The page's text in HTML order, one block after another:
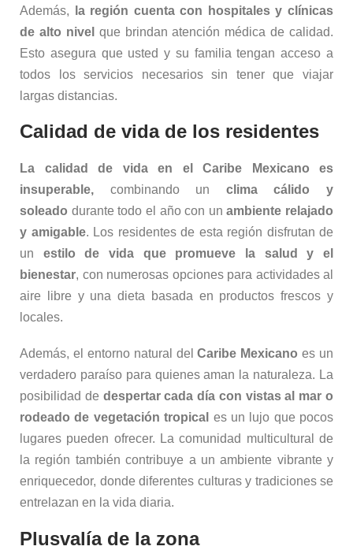
Además, la región cuenta con hospitales y clínicas
de alto nivel que brindan atención médica de calidad.
Esto asegura que usted y su familia tengan acceso a
todos los servicios necesarios sin tener que viajar
largas distancias.
Calidad de vida de los residentes
La calidad de vida en el Caribe Mexicano es
insuperable, combinando un clima cálido y
soleado durante todo el año con unambiente relajado
y amigable. Los residentes de esta región disfrutan de
un estilo de vida que promueve la salud y el
bienestar, con numerosas opciones para actividades al
aire libre y una dieta basada en productos frescos y
locales.
Además, el entorno natural delCaribe Mexicano es un
verdadero paraíso para quienes aman la naturaleza. La
posibilidad de despertar cada día con vistas al mar o
rodeado de vegetación tropical es un lujo que pocos
lugares pueden ofrecer. La comunidad multicultural de
la región también contribuye a un ambiente vibrante y
enriquecedor, donde diferentes culturas y tradiciones se
entrelazan en la vida diaria.
Plusvalía de la zona